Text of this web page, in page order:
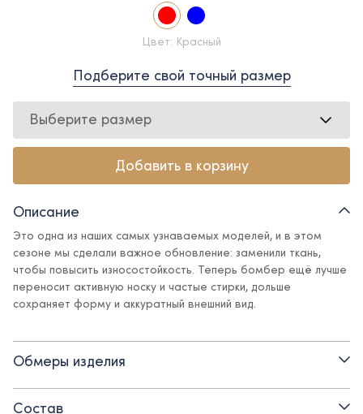
Цвет: Красный
Подберите свой точный размер
Выберите размер
Добавить в корзину
Описание
Это одна из наших самых узнаваемых моделей, и в этом
сезоне мы сделали важное обновление: заменили ткань,
чтобы повысить износостойкость. Теперь бомбер ещё лучше
переносит активную носку и частые стирки, дольше
сохраняет форму и аккуратный внешний вид.
Бомбер из футера - универсальная минималистичная
модель, которая легко впишется практически в любой образ:
от школьных будней до вечерней встречи с друзьями. За счёт
актуального кроя бомбер выглядит стильно и «дорого» - без
лишних деталей, но с правильной посадкой.
Обмеры изделия
Состав